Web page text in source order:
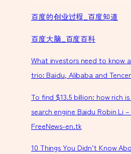
百度的创业过程_百度知道
百度大脑_百度百科
What investors need to know
trio: Baidu, Alibaba and
To find $13.5 billion: how rich
search engine Baidu Robin Li
FreeNews-en.tk
10 Things You Didn’t Know